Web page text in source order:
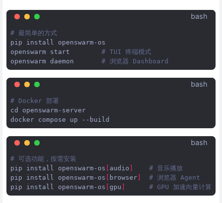
bash
# 最简单的方式
pip
install
openswarm-os
openswarm start
# TUI 终端模式
openswarm daemon # 浏览器 Dashboard
bash
# Docker 部署
cd
openswarm-server
docker compose up
bash
# 可选功能，按需安装
pip
install openswarm-os audio
# 音乐播放
pip
install openswarm-os browser
# 浏览器 Agent
pip
install openswarm-os gpu # GPU 加速向量计算